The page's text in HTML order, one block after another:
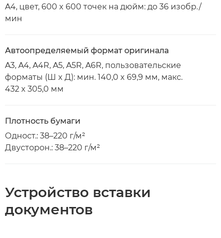
A4, цвет, 600 x 600 точек на дюйм: до 36 изобр./
мин
Автоопределяемый формат оригинала
A3, A4, A4R, A5, A5R, A6R, пользовательские
форматы (Ш x Д): мин. 140,0 x 69,9 мм, макс.
432 x 305,0 мм
Плотность бумаги
Одност.: 38–220 г/м²
Двусторон.: 38–220 г/м²
Устройство вставки
документов